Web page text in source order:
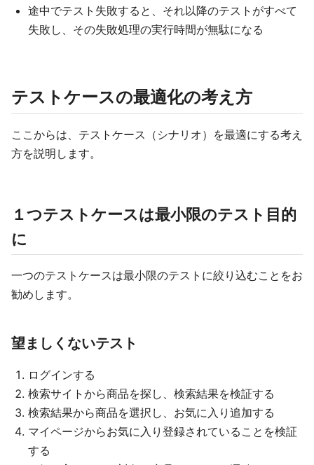
途中でテスト失敗すると、それ以降のテストがすべて
失敗し、その失敗処理の実行時間が無駄になる
テストケースの最適化の考え方
ここからは、テストケース（シナリオ）を最適にする考え
方を説明します。
１つテストケースは最小限のテスト目的
に
一つのテストケースは最小限のテストに絞り込むことをお
勧めします。
望ましくないテスト
ログインする
検索サイトから商品を探し、検索結果を検証する
検索結果から商品を選択し、お気に入り追加する
マイページからお気に入り登録されていることを検証
する